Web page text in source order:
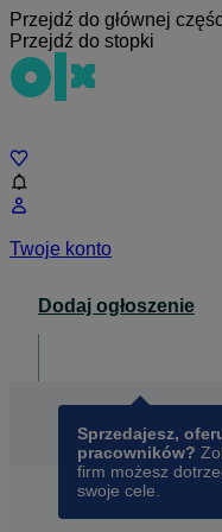
Przejdź do głównej
Przejdź do stopki
Twoje konto
Dodaj ogłoszenie
Sprzedajesz,
pracowników?
firm możesz
swoje cele.